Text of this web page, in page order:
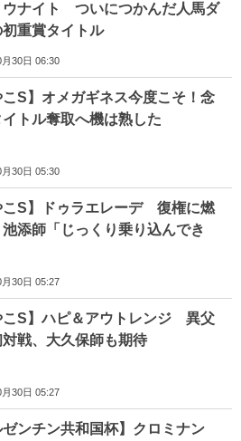
ウナイト ついにつかんだ人馬ダ
初重賞タイトル
30日 06:30
こS】オメガギネス今度こそ！念
トル奪取へ機は熟した
30日 05:30
こS】ドゥラエレーデ 復権に燃
池添師「じっくり乗り込んでき
30日 05:27
こS】ハピ＆アウトレンジ 異父
対戦、大久保師も期待
30日 05:27
ゼンチン共和国杯】クロミナン